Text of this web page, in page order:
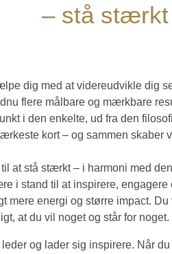
– stå stærkt
dig med at videreudvikle dig
flere målbare og mærkbare
i den enkelte, ud fra den
kort – og sammen skaber
at stå stærkt – i harmoni med
i stand til at inspirere, engagere
mere energi og større impact. Du
at du vil noget og står for noget.
og lader sig inspirere. Når